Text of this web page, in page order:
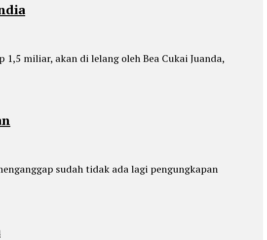
miliar, akan di lelang oleh Bea Cukai Juanda,
sudah tidak ada lagi pengungkapan